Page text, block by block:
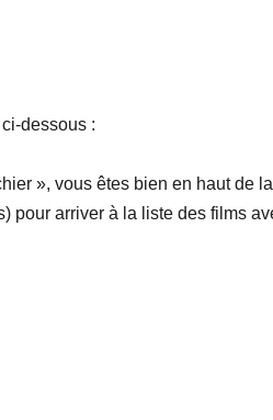
dessous :
», vous êtes bien en haut de la
pour arriver à la liste des films